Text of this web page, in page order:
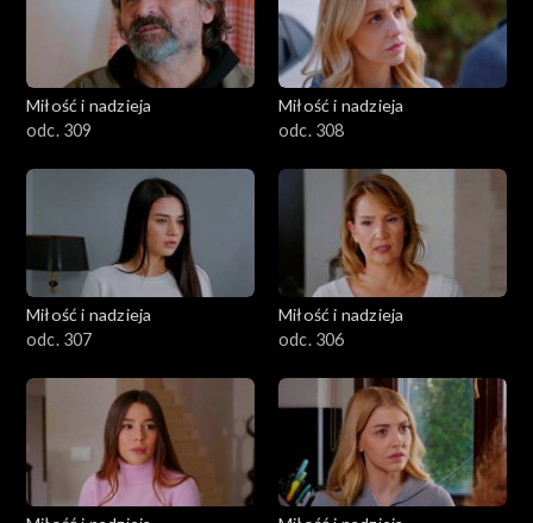
Miłość i nadzieja
odc. 309
Miłość i nadzieja
odc. 308
Miłość i nadzieja
odc. 307
Miłość i nadzieja
odc. 306